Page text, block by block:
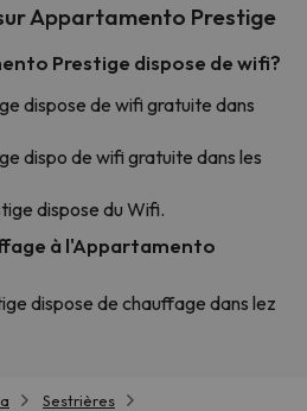
Appartamento Prestige
Prestige dispose de wifi?
dispose de wifi gratuite dans
dispo de wifi gratuite dans les
dispose du Wifi.
à l'Appartamento
dispose de chauffage dans lez
Sestrières